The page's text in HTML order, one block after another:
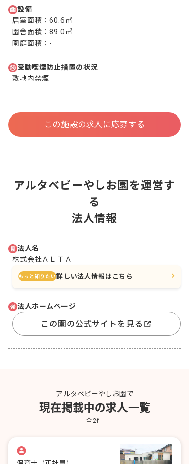
設備
居室面積：60.6㎡
園舎面積：89.0㎡
園庭面積： -
受動喫煙防止措置の状況
敷地内禁煙
この施設の求人に応募する
アルタベビーやしお園を運営す
る
法人情報
法人名
株式会社ＡＬＴＡ
もっと知りたい詳しい法人情報はこちら
法人ホームページ
この園の公式サイトを見る
アルタベビーやしお園で
現在掲載中の求人一覧
全2件